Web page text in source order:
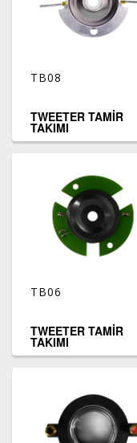
TB08
TWEETER TAMİR
TAKIMI
TB06
TWEETER TAMİR
TAKIMI